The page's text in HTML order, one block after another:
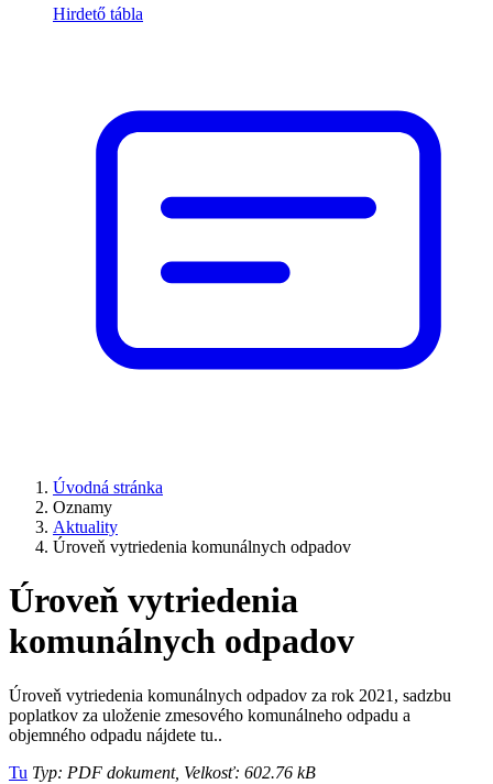
Hirdető tábla
Úvodná stránka
Oznamy
Aktuality
Úroveň vytriedenia komunálnych odpadov
Úroveň vytriedenia
komunálnych odpadov
Úroveň vytriedenia komunálnych odpadov za rok 2021, sadzbu
poplatkov za uloženie zmesového komunálneho odpadu a
objemného odpadu nájdete tu..
Tu Typ: PDF dokument, Velkosť: 602.76 kB